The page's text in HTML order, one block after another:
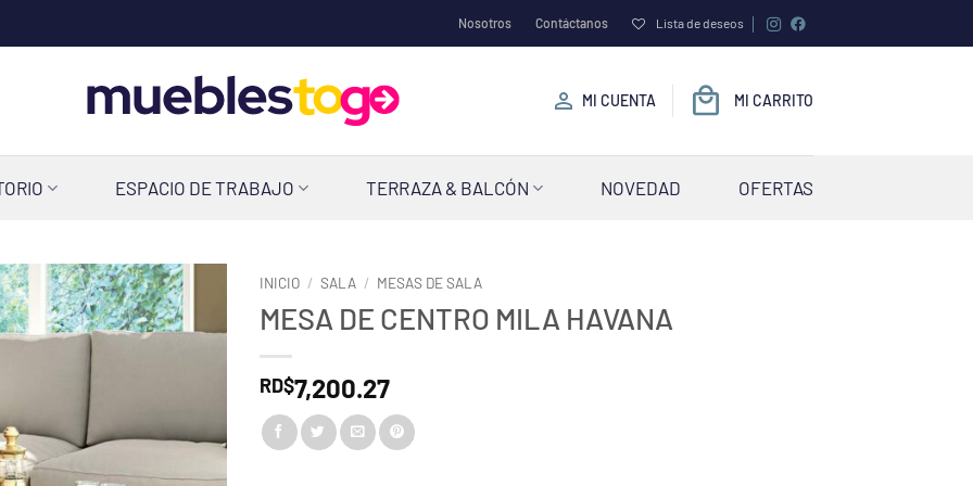
Nosotros Contáctanos Lista de deseos
MI CUENTA MI CARRITO
ESPACIO DE TRABAJO TERRAZA & BALCÓN NOVEDAD OFERTAS
INICIO / SALA / MESAS DE SALA
MESA DE CENTRO MILA HAVANA
RD$7,200.27